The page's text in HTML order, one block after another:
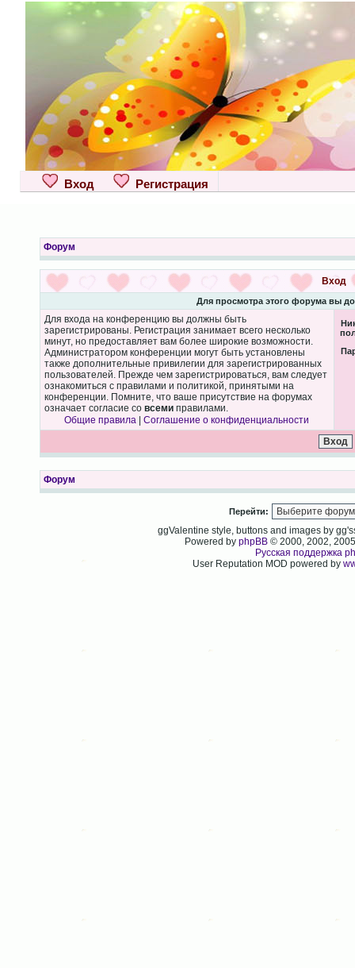
Вход Регистрация
Форум
Вход
Для просмотра этого форума вы
Для входа на конференцию вы должны быть
зарегистрированы. Регистрация занимает всего несколько
минут, но предоставляет вам более широкие возможности.
Администратором конференции могут быть установлены
также дополнительные привилегии для зарегистрированных
пользователей. Прежде чем зарегистрироваться, вам следует
ознакомиться с правилами и политикой, принятыми на
конференции. Помните, что ваше присутствие на форумах
означает согласие со всемиправилами.
Общие правила
Соглашение о конфиденциальности
Форум
Перейти:
ggValentine style, buttons and images by
Powered byphpBB © 2000, 2002,
Русская поддержка
User Reputation MOD powered by